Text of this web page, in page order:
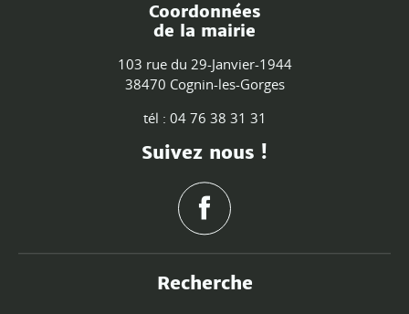
Coordonnées
de la mairie
103 rue du 29-Janvier-1944
38470 Cognin-les-Gorges
tél : 04 76 38 31 31
Suivez nous !
Recherche